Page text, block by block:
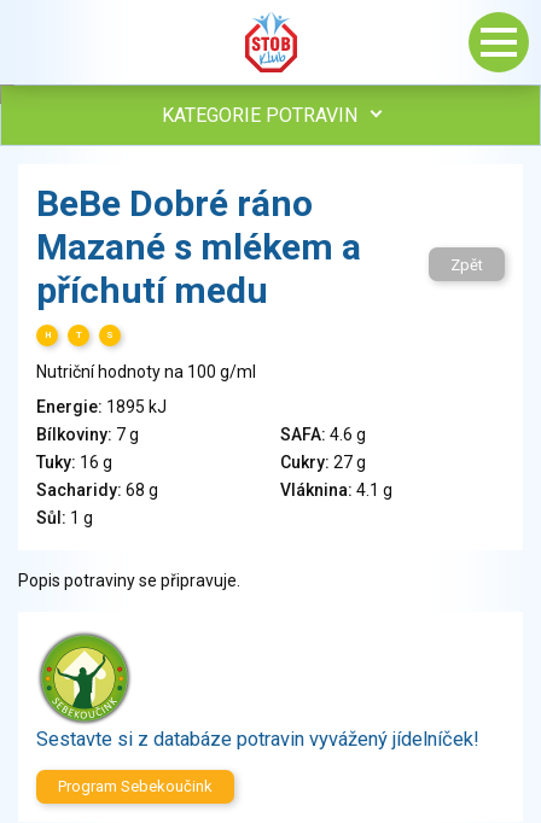
KATEGORIE POTRAVIN
Vejce
Mléko
Mléčné výrobky
Sýry
Veganské a vegetariánské výrobky
Tuky
Obiloviny, mouka, cereální výrobky
Chléb, pečivo, křehké chleby, pufované výrobky
Přílohy
Ovoce
Ořechy, semena
Brambory, luštěniny, houby
Zmrzliny
Ochucovadla, přísady, sladidla
Sušené směsi
Polotovary, hotové pokrmy
Proteinové výrobky, doplňky stravy
Nápoje nealkoholické
BeBe Dobré ráno
Mazané s mlékem a
příchutí medu
H T S
Zpět
Nutriční hodnoty na 100 g/ml
Energie: 1895 kJ
Bílkoviny: 7 g SAFA: 4.6 g
Tuky: 16 g Cukry: 27 g
Sacharidy: 68 g Vláknina: 4.1 g
Sůl: 1 g
Popis potraviny se připravuje.
Sestavte si z databáze potravin vyvážený jídelníček!
Program Sebekoučink